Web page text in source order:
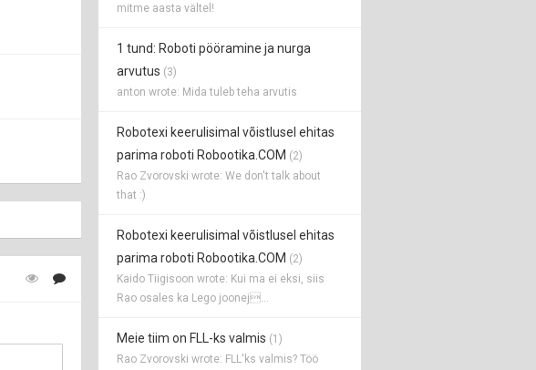
mitme aasta vältel!
1 tund: Roboti pööramine ja nurga
arvutus (3)
anton wrote: Mida tuleb teha arvutis
Robotexi keerulisimal võistlusel ehitas
parima roboti Robootika.COM (2)
Rao Zvorovski wrote: We don't talk about
that :)
Robotexi keerulisimal võistlusel ehitas
parima roboti Robootika.COM (2)
Kaido Tiigisoon wrote: Kui ma ei eksi, siis
Rao osales ka Lego joonej...
Meie tiim on FLL-ks valmis (1)
Rao Zvorovski wrote: FLL'ks valmis? Töö